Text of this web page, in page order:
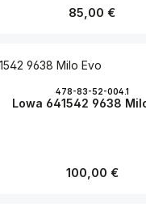
Regulärer Preis:
85,00 €
478-83-52-004.1
Lowa 641542 9638
Regulärer Preis:
100,00 €